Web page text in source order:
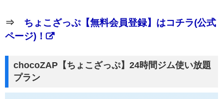
⇒ ちょこざっぷ【無料会員登録】はコチラ(公式
ページ)！
chocoZAP【ちょこざっぷ】24時間ジム使い放題
プラン